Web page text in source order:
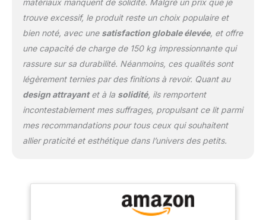
matériaux manquent de solidité. Malgré un prix que je
trouve excessif, le produit reste un choix populaire et
bien noté, avec une satisfaction globale élevée, et offre
une capacité de charge de 150 kg impressionnante qui
rassure sur sa durabilité. Néanmoins, ces qualités sont
légèrement ternies par des finitions à revoir. Quant au
design attrayantet à la solidité, ils remportent
incontestablement mes suffrages, propulsant ce lit parmi
mes recommandations pour tous ceux qui souhaitent
allier praticité et esthétique dans l’univers des petits.